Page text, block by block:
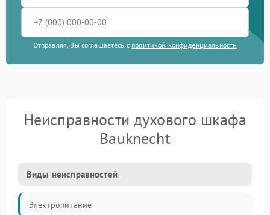
Отправляя, Вы соглашаетесь с политикой конфиденциальности
Неисправности духового шкафа
Bauknecht
Виды неисправностей
Электропитание